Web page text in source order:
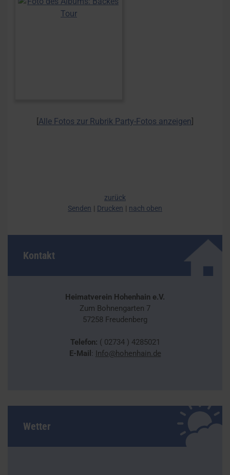
[Alle Fotos zur Rubrik Party-Fotos anzeigen]
zurück
Senden
Drucken nach oben
Kontakt
Heimatverein Hohenhain e.V.
Zum Bohnengarten 7
57258 Freudenberg
Telefon: ( 02734 ) 4285021
E-Mail : Info@hohenhain.de
Wetter